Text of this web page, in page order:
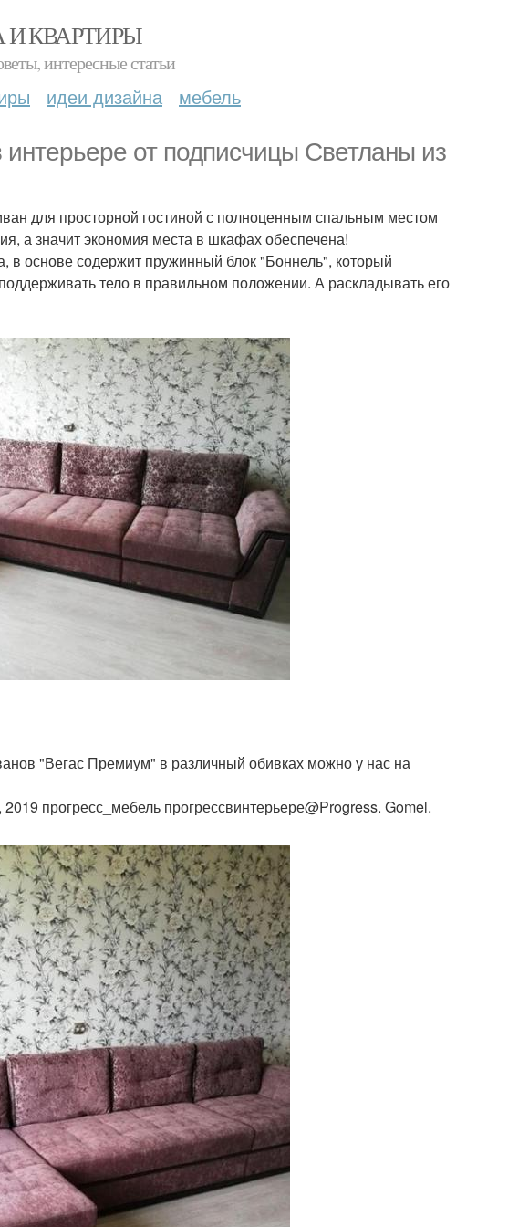
И КВАРТИРЫ
интересные статьи
идеи дизайна мебель
от подписчицы Светланы из
для просторной гостиной с полноценным спальным местом
а значит экономия места в шкафах обеспечена!
в основе содержит пружинный блок "Боннель", который
тело в правильном положении. А раскладывать его
"Вегас Премиум" в различный обивках можно у нас на
прогресс_мебель прогрессвинтерьере@Progress. Gomel.